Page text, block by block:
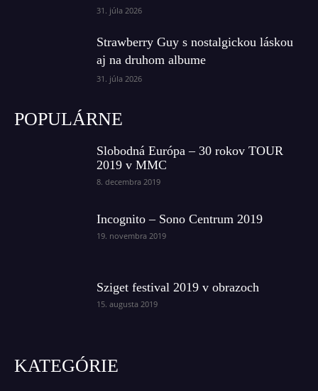
31. júla 2026
Strawberry Guy s nostalgickou láskou
aj na druhom albume
31. júla 2026
POPULÁRNE
Slobodná Európa – 30 rokov TOUR
2019 v MMC
8. decembra 2019
Incognito – Sono Centrum 2019
19. novembra 2019
Sziget festival 2019 v obrazoch
15. augusta 2019
KATEGÓRIE